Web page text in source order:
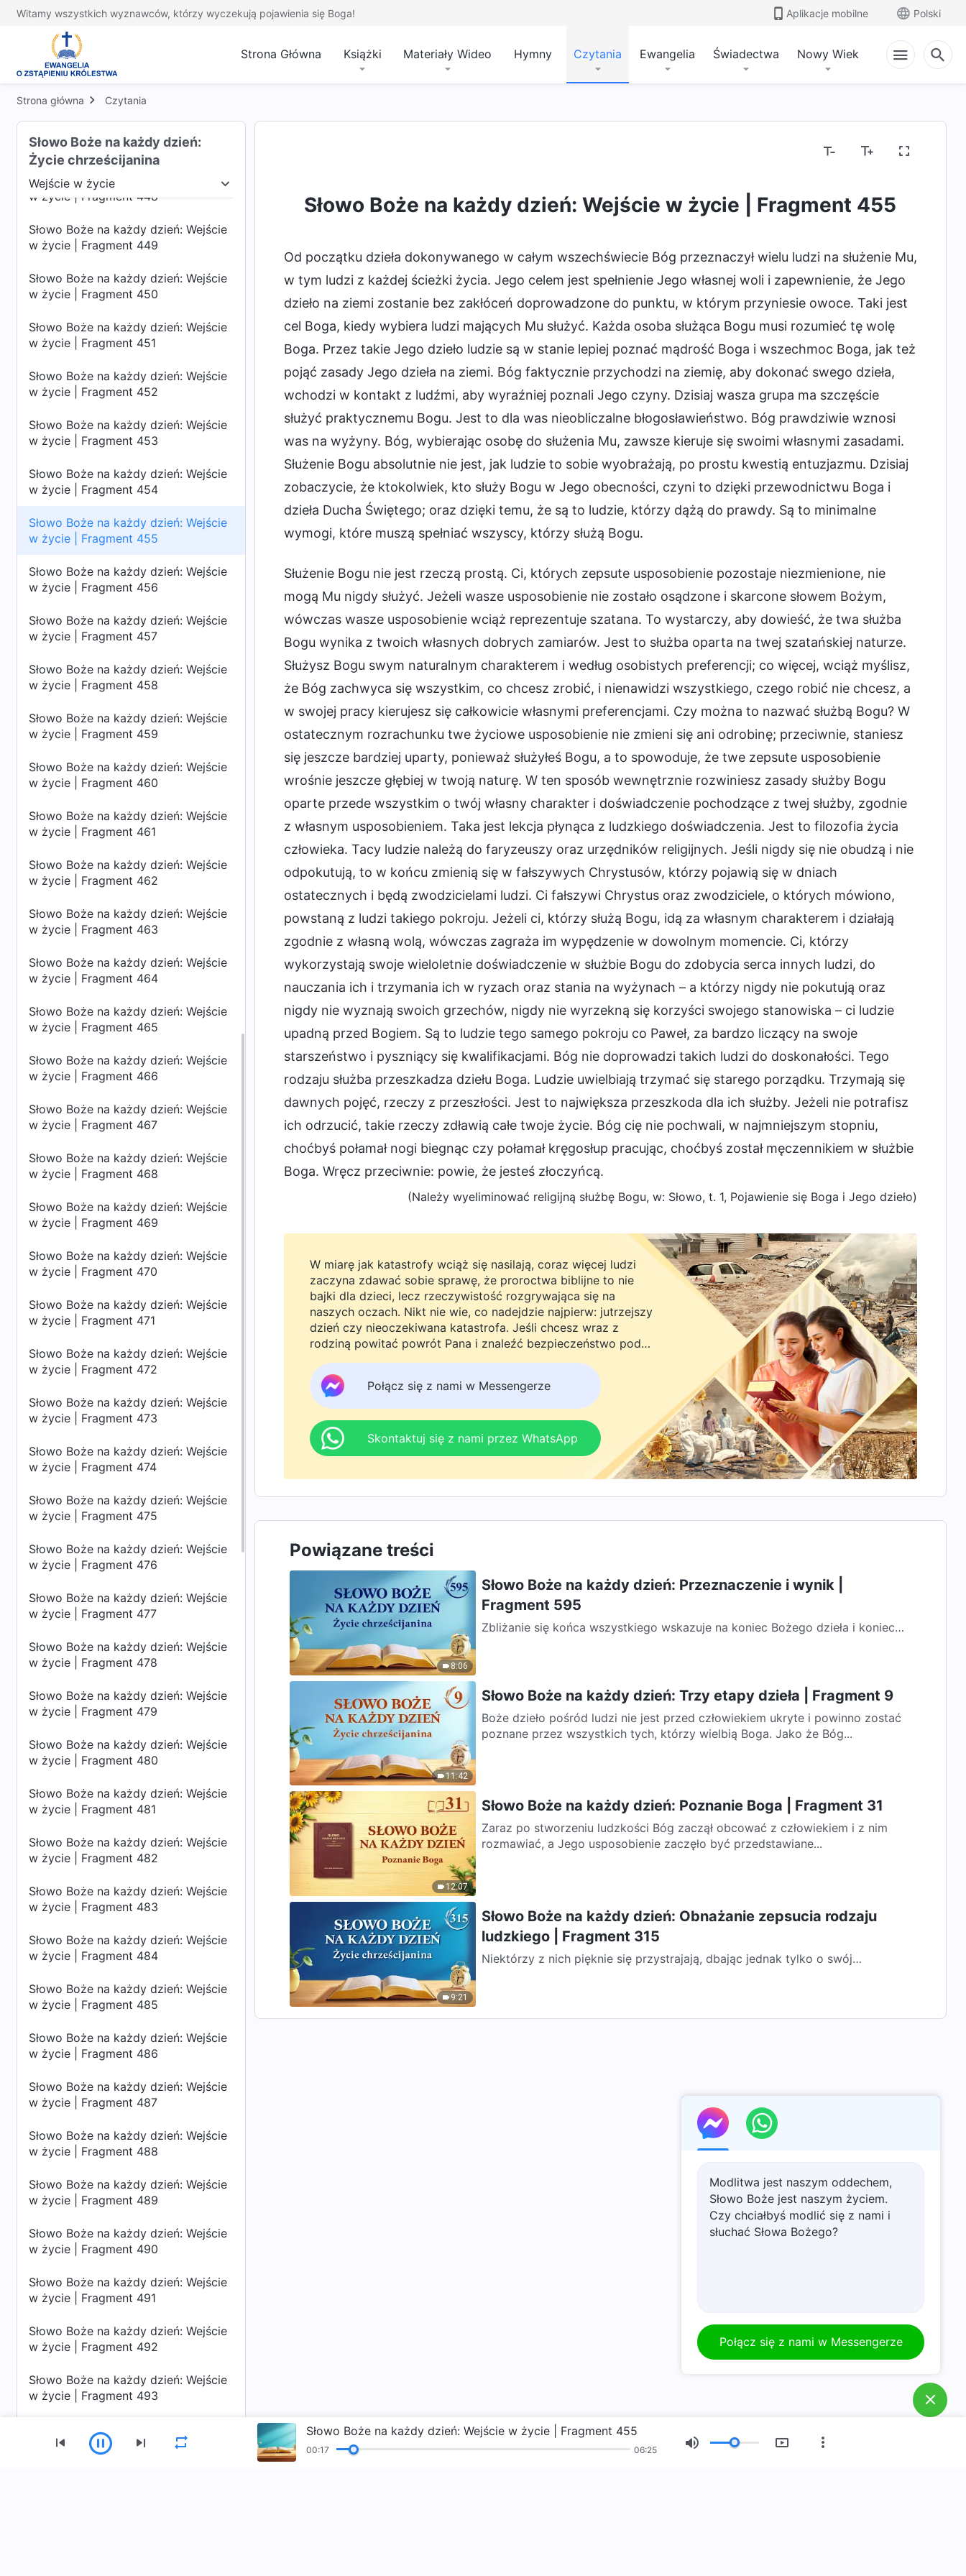
Witamy wszystkich wyznawców, którzy wyczekują pojawienia się Boga! Aplikacje mobilne Polski
Strona Główna Książki Materiały Wideo Hymny Czytania Ewangelia Świadectwa Nowy Wiek
Strona główna Czytania
Słowo Boże na każdy dzień:
Życie chrześcijanina
Wejście w życie
Wejście w życie Przeznaczenie i wynik
Słowo Boże na każdy dzień: Wejście
w życie | Fragment 445
w życie | Fragment 446
w życie | Fragment 447
Słowo Boże na każdy dzień: Wejście
w życie | Fragment 448
Słowo Boże na każdy dzień: Wejście
w życie | Fragment 449
Słowo Boże na każdy dzień: Wejście
w życie | Fragment 450
Słowo Boże na każdy dzień: Wejście
w życie | Fragment 451
Słowo Boże na każdy dzień: Wejście
w życie | Fragment 452
Słowo Boże na każdy dzień: Wejście
w życie | Fragment 453
Słowo Boże na każdy dzień: Wejście
w życie | Fragment 454
Słowo Boże na każdy dzień: Wejście
w życie | Fragment 455
Słowo Boże na każdy dzień: Wejście
w życie | Fragment 456
Słowo Boże na każdy dzień: Wejście
w życie | Fragment 457
Słowo Boże na każdy dzień: Wejście
w życie | Fragment 458
Słowo Boże na każdy dzień: Wejście
w życie | Fragment 459
Słowo Boże na każdy dzień: Wejście
w życie | Fragment 460
Słowo Boże na każdy dzień: Wejście
w życie | Fragment 461
Słowo Boże na każdy dzień: Wejście
w życie | Fragment 462
Słowo Boże na każdy dzień: Wejście
w życie | Fragment 463
Słowo Boże na każdy dzień: Wejście
w życie | Fragment 464
Słowo Boże na każdy dzień: Wejście
w życie | Fragment 465
Słowo Boże na każdy dzień: Wejście
w życie | Fragment 466
Słowo Boże na każdy dzień: Wejście
w życie | Fragment 467
Słowo Boże na każdy dzień: Wejście
w życie | Fragment 468
Słowo Boże na każdy dzień: Wejście
w życie | Fragment 469
Słowo Boże na każdy dzień: Wejście
w życie | Fragment 470
Słowo Boże na każdy dzień: Wejście
w życie | Fragment 471
Słowo Boże na każdy dzień: Wejście
w życie | Fragment 472
Słowo Boże na każdy dzień: Wejście
w życie | Fragment 473
Słowo Boże na każdy dzień: Wejście
w życie | Fragment 474
Słowo Boże na każdy dzień: Wejście
w życie | Fragment 475
Słowo Boże na każdy dzień: Wejście
w życie | Fragment 476
Słowo Boże na każdy dzień: Wejście
w życie | Fragment 477
Słowo Boże na każdy dzień: Wejście
w życie | Fragment 478
Słowo Boże na każdy dzień: Wejście
w życie | Fragment 479
Słowo Boże na każdy dzień: Wejście
w życie | Fragment 480
Słowo Boże na każdy dzień: Wejście
w życie | Fragment 481
Słowo Boże na każdy dzień: Wejście
w życie | Fragment 482
Słowo Boże na każdy dzień: Wejście
w życie | Fragment 483
Słowo Boże na każdy dzień: Wejście
w życie | Fragment 484
Słowo Boże na każdy dzień: Wejście
w życie | Fragment 485
Słowo Boże na każdy dzień: Wejście
w życie | Fragment 486
Słowo Boże na każdy dzień: Wejście
w życie | Fragment 487
Słowo Boże na każdy dzień: Wejście
w życie | Fragment 488
Słowo Boże na każdy dzień: Wejście
w życie | Fragment 489
Słowo Boże na każdy dzień: Wejście
w życie | Fragment 490
Słowo Boże na każdy dzień: Wejście
w życie | Fragment 491
Słowo Boże na każdy dzień: Wejście
w życie | Fragment 492
Słowo Boże na każdy dzień: Wejście
w życie | Fragment 493
Słowo Boże na każdy dzień: Wejście
w życie | Fragment 494
Słowo Boże na każdy dzień: Wejście w życie | Fragment 455
Od początku dzieła dokonywanego w całym wszechświecie Bóg przeznaczył wielu ludzi na służenie Mu,
w tym ludzi z każdej ścieżki życia. Jego celem jest spełnienie Jego własnej woli i zapewnienie, że Jego
dzieło na ziemi zostanie bez zakłóceń doprowadzone do punktu, w którym przyniesie owoce. Taki jest
cel Boga, kiedy wybiera ludzi mających Mu służyć. Każda osoba służąca Bogu musi rozumieć tę wolę
Boga. Przez takie Jego dzieło ludzie są w stanie lepiej poznać mądrość Boga i wszechmoc Boga, jak też
pojąć zasady Jego dzieła na ziemi. Bóg faktycznie przychodzi na ziemię, aby dokonać swego dzieła,
wchodzi w kontakt z ludźmi, aby wyraźniej poznali Jego czyny. Dzisiaj wasza grupa ma szczęście
służyć praktycznemu Bogu. Jest to dla was nieobliczalne błogosławieństwo. Bóg prawdziwie wznosi
was na wyżyny. Bóg, wybierając osobę do służenia Mu, zawsze kieruje się swoimi własnymi zasadami.
Służenie Bogu absolutnie nie jest, jak ludzie to sobie wyobrażają, po prostu kwestią entuzjazmu. Dzisiaj
zobaczycie, że ktokolwiek, kto służy Bogu w Jego obecności, czyni to dzięki przewodnictwu Boga i
dzieła Ducha Świętego; oraz dzięki temu, że są to ludzie, którzy dążą do prawdy. Są to minimalne
wymogi, które muszą spełniać wszyscy, którzy służą Bogu.
Służenie Bogu nie jest rzeczą prostą. Ci, których zepsute usposobienie pozostaje niezmienione, nie
mogą Mu nigdy służyć. Jeżeli wasze usposobienie nie zostało osądzone i skarcone słowem Bożym,
wówczas wasze usposobienie wciąż reprezentuje szatana. To wystarczy, aby dowieść, że twa służba
Bogu wynika z twoich własnych dobrych zamiarów. Jest to służba oparta na twej szatańskiej naturze.
Służysz Bogu swym naturalnym charakterem i według osobistych preferencji; co więcej, wciąż myślisz,
że Bóg zachwyca się wszystkim, co chcesz zrobić, i nienawidzi wszystkiego, czego robić nie chcesz, a
w swojej pracy kierujesz się całkowicie własnymi preferencjami. Czy można to nazwać służbą Bogu? W
ostatecznym rozrachunku twe życiowe usposobienie nie zmieni się ani odrobinę; przeciwnie, staniesz
się jeszcze bardziej uparty, ponieważ służyłeś Bogu, a to spowoduje, że twe zepsute usposobienie
wrośnie jeszcze głębiej w twoją naturę. W ten sposób wewnętrznie rozwiniesz zasady służby Bogu
oparte przede wszystkim o twój własny charakter i doświadczenie pochodzące z twej służby, zgodnie
z własnym usposobieniem. Taka jest lekcja płynąca z ludzkiego doświadczenia. Jest to filozofia życia
człowieka. Tacy ludzie należą do faryzeuszy oraz urzędników religijnych. Jeśli nigdy się nie obudzą i nie
odpokutują, to w końcu zmienią się w fałszywych Chrystusów, którzy pojawią się w dniach
ostatecznych i będą zwodzicielami ludzi. Ci fałszywi Chrystus oraz zwodziciele, o których mówiono,
powstaną z ludzi takiego pokroju. Jeżeli ci, którzy służą Bogu, idą za własnym charakterem i działają
zgodnie z własną wolą, wówczas zagraża im wypędzenie w dowolnym momencie. Ci, którzy
wykorzystają swoje wieloletnie doświadczenie w służbie Bogu do zdobycia serca innych ludzi, do
nauczania ich i trzymania ich w ryzach oraz stania na wyżynach – a którzy nigdy nie pokutują oraz
nigdy nie wyznają swoich grzechów, nigdy nie wyrzekną się korzyści swojego stanowiska – ci ludzie
upadną przed Bogiem. Są to ludzie tego samego pokroju co Paweł, za bardzo liczący na swoje
starszeństwo i pyszniący się kwalifikacjami. Bóg nie doprowadzi takich ludzi do doskonałości. Tego
rodzaju służba przeszkadza dziełu Boga. Ludzie uwielbiają trzymać się starego porządku. Trzymają się
dawnych pojęć, rzeczy z przeszłości. Jest to największa przeszkoda dla ich służby. Jeżeli nie potrafisz
ich odrzucić, takie rzeczy zdławią całe twoje życie. Bóg cię nie pochwali, w najmniejszym stopniu,
choćbyś połamał nogi biegnąc czy połamał kręgosłup pracując, choćbyś został męczennikiem w służbie
Boga. Wręcz przeciwnie: powie, że jesteś złoczyńcą.
(Należy wyeliminować religijną służbę Bogu, w: Słowo, t. 1, Pojawienie się Boga i Jego dzieło)
W miarę jak katastrofy wciąż się nasilają, coraz więcej ludzi
zaczyna zdawać sobie sprawę, że proroctwa biblijne to nie
bajki dla dzieci, lecz rzeczywistość rozgrywająca się na
naszych oczach. Nikt nie wie, co nadejdzie najpierw: jutrzejszy
dzień czy nieoczekiwana katastrofa. Jeśli chcesz wraz z
rodziną powitać powrót Pana i znaleźć bezpieczeństwo pod
Bożą ochroną, kliknij WhatsAppa lub Messengera, aby dołączyć
do naszej grupy studyjnej. Nie odkładaj tego do jutra.
Połącz się z nami w Messengerze
Skontaktuj się z nami przez WhatsApp
Powiązane treści
8:06
Słowo Boże na każdy dzień: Przeznaczenie i wynik |
Fragment 595
Zbliżanie się końca wszystkiego wskazuje na koniec Bożego dzieła i koniec
11:42
Słowo Boże na każdy dzień: Trzy etapy dzieła | Fragment 9
Boże dzieło pośród ludzi nie jest przed człowiekiem ukryte i powinno zostać
poznane przez wszystkich tych, którzy wielbią Boga. Jako że Bóg...
12:07
Słowo Boże na każdy dzień: Poznanie Boga | Fragment 31
Zaraz po stworzeniu ludzkości Bóg zaczął obcować z człowiekiem i z nim
rozmawiać, a Jego usposobienie zaczęło być przedstawiane...
9:21
Słowo Boże na każdy dzień: Obnażanie zepsucia rodzaju
ludzkiego | Fragment 315
Niektórzy z nich pięknie się przystrajają, dbając jednak tylko o swój
Modlitwa jest naszym oddechem,
Słowo Boże jest naszym życiem.
Czy chciałbyś modlić się z nami i
słuchać Słowa Bożego?
Połącz się z nami w Messengerze
Słowo Boże na każdy dzień: Wejście w życie | Fragment 455
00:18 06:25